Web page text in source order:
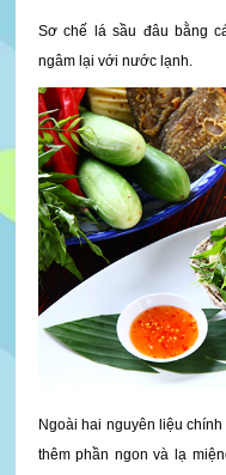
Sơ chế lá sầu đâu bằng
ngâm lại với nước lạnh.
Ngoài hai nguyên liệu
thêm phần ngon và lạ